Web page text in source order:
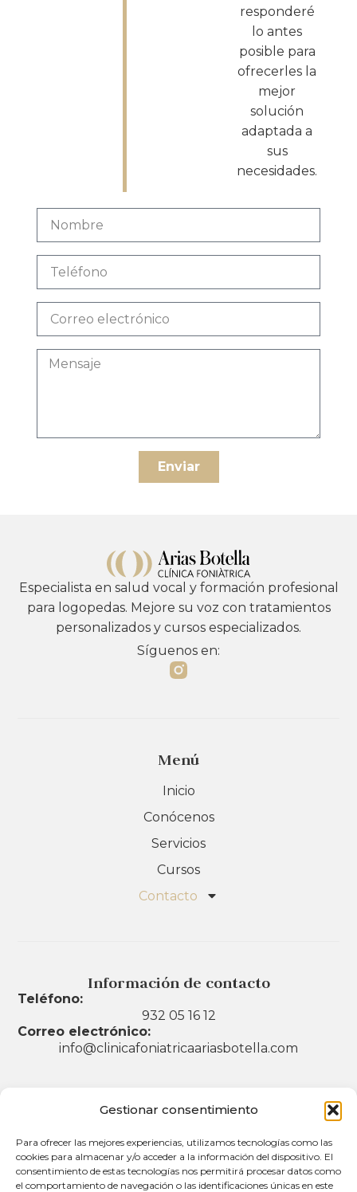
Gestionar consentimiento
Para ofrecer las mejores experiencias, utilizamos tecnologías como las
cookies para almacenar y/o acceder a la información del dispositivo. El
consentimiento de estas tecnologías nos permitirá procesar datos como
el comportamiento de navegación o las identificaciones únicas en este
responderé
lo antes
posible para
ofrecerles la
mejor
solución
adaptada a
sus
necesidades.
Enviar
Especialista en salud vocal y formación profesional
para logopedas. Mejore su voz con tratamientos
personalizados y cursos especializados.
Síguenos en:
Menú
Inicio
Conócenos
Servicios
Cursos
Contacto
Información de contacto
Teléfono:
932 05 16 12
Correo electrónico:
info@clinicafoniatricaariasbotella.com
Aviso legal
Política de privacidad